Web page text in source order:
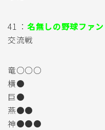
41 ： 名無しの野球ファン
交流戦
竜○○○
横●
巨●
燕●●
神●●●